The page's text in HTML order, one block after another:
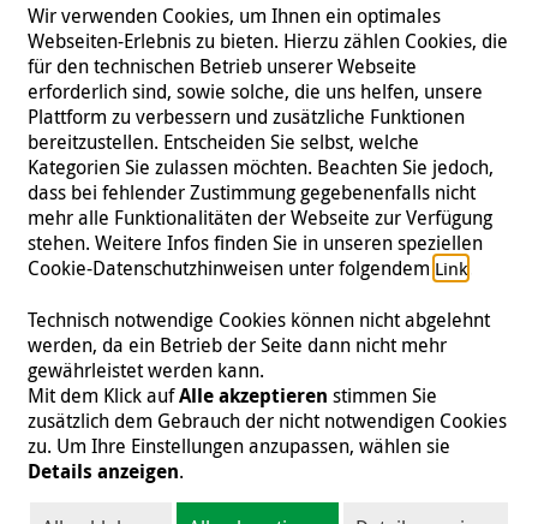
Folgen Sie uns
Impressum | Datenschutz | Kontakt | Presse
© 2026 Malteser International
Malteser International ist eine Organisationseinheit des Malteser Hilfsdienst
Wir verwenden Cookies, um Ihnen ein optimales
Webseiten-Erlebnis zu bieten. Hierzu zählen Cookies, die
für den technischen Betrieb unserer Webseite
erforderlich sind, sowie solche, die uns helfen, unsere
Plattform zu verbessern und zusätzliche Funktionen
bereitzustellen. Entscheiden Sie selbst, welche
Kategorien Sie zulassen möchten. Beachten Sie jedoch,
dass bei fehlender Zustimmung gegebenenfalls nicht
mehr alle Funktionalitäten der Webseite zur Verfügung
stehen. Weitere Infos finden Sie in unseren speziellen
Cookie-Datenschutzhinweisen unter folgendem Link.
Technisch notwendige Cookies können nicht abgelehnt
werden, da ein Betrieb der Seite dann nicht mehr
gewährleistet werden kann.
Mit dem Klick aufAlle akzeptieren stimmen Sie
zusätzlich dem Gebrauch der nicht notwendigen Cookies
zu. Um Ihre Einstellungen anzupassen, wählen sie
Details anzeigen.